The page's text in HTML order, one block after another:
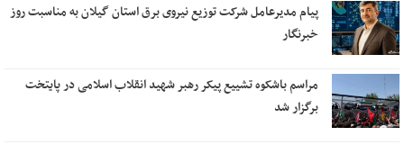
پیام مدیرعامل شرکت توزیع نیروی برق استان گیلان به مناسبت روز
خبرنگار ‌
مراسم باشکوه تشییع پیکر رهبر شهید انقلاب اسلامی در پایتخت
برگزار شد